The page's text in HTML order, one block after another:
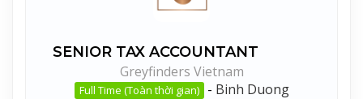
SENIOR TAX ACCOUNTANT
Greyfinders Vietnam
Full Time (Toàn thời gian) - Binh Duong